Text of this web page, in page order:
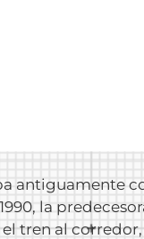
la
tren al